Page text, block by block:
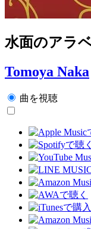
水面のアラ
Tomoya Naka
曲を視聴